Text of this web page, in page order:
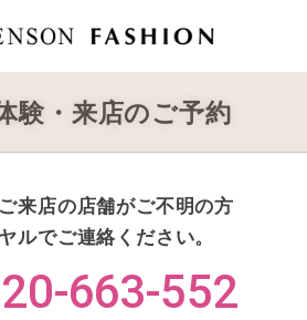
験・来店のご予約
来店の店舗がご不明の方
ルでご連絡ください。
663-552